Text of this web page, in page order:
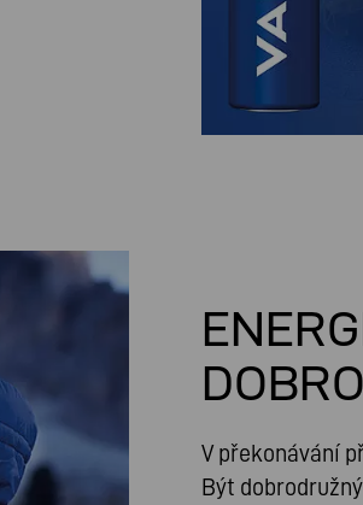
V překonávání
Být